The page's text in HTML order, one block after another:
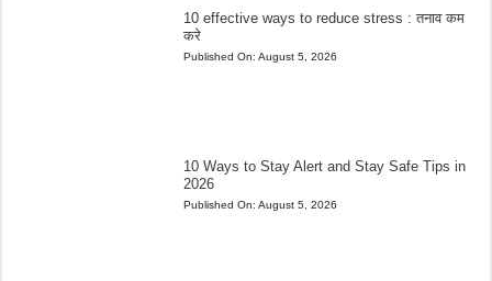
10 effective ways to reduce stress : तनाव कम
करे
Published On: August 5, 2026
10 Ways to Stay Alert and Stay Safe Tips in
2026
Published On: August 5, 2026